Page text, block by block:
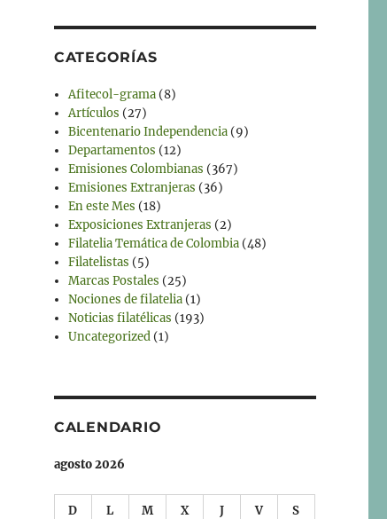
CATEGORÍAS
Afitecol-grama (8)
Artículos (27)
Bicentenario Independencia (9)
Departamentos (12)
Emisiones Colombianas (367)
Emisiones Extranjeras (36)
En este Mes (18)
Exposiciones Extranjeras (2)
Filatelia Temática de Colombia (48)
Filatelistas (5)
Marcas Postales (25)
Nociones de filatelia (1)
Noticias filatélicas (193)
Uncategorized (1)
CALENDARIO
agosto 2026
D L M X J V S